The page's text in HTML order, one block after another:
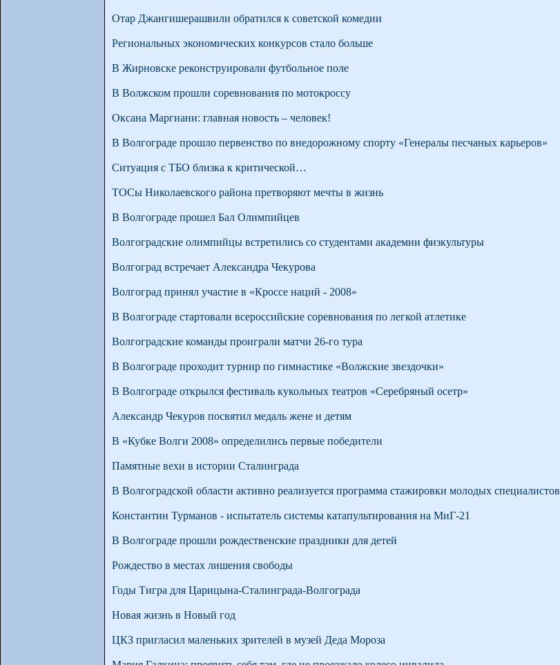
Отар Джангишерашвили обратился к советской комедии
Региональных экономических конкурсов стало больше
В Жирновске реконструировали футбольное поле
В Волжском прошли соревнования по мотокроссу
Оксана Маргиани: главная новость – человек!
В Волгограде прошло первенство по внедорожному спорту «Генералы песчаных карьеров»
Ситуация с ТБО близка к критической…
ТОСы Николаевского района претворяют мечты в жизнь
В Волгограде прошел Бал Олимпийцев
Волгоградские олимпийцы встретились со студентами академии физкультуры
Волгоград встречает Александра Чекурова
Волгоград принял участие в «Кроссе наций - 2008»
В Волгограде стартовали всероссийские соревнования по легкой атлетике
Волгоградские команды проиграли матчи 26-го тура
В Волгограде проходит турнир по гимнастике «Волжские звездочки»
В Волгограде открылся фестиваль кукольных театров «Серебряный осетр»
Александр Чекуров посвятил медаль жене и детям
В «Кубке Волги 2008» определились первые победители
Памятные вехи в истории Сталинграда
В Волгоградской области активно реализуется программа стажировки молодых специалистов
Константин Турманов - испытатель системы катапультирования на МиГ-21
В Волгограде прошли рождественские праздники для детей
Рождество в местах лишения свободы
Годы Тигра для Царицына-Сталинграда-Волгограда
Новая жизнь в Новый год
ЦКЗ пригласил маленьких зрителей в музей Деда Мороза